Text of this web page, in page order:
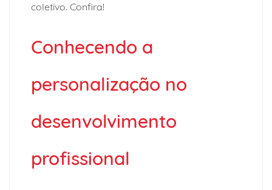
coletivo. Confira!
Conhecendo a
personalização no
desenvolvimento
profissional